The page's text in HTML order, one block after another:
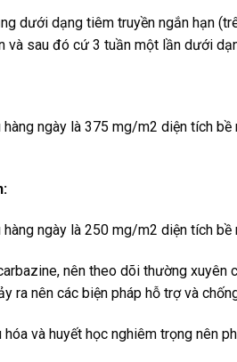
dưới dạng tiêm truyền ngắn hạn
sau đó cứ 3 tuần một lần dưới
ngày là 375 mg/m2 diện tích
ngày là 250 mg/m2 diện tích bề
nên theo dõi thường
ra nên các biện pháp hỗ trợ và
và huyết học nghiêm trọng nên